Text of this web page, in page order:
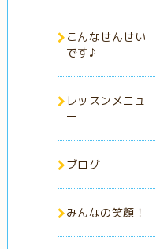
こんなせんせい
です♪
レッスンメニュ
ー
ブログ
みんなの笑顔！